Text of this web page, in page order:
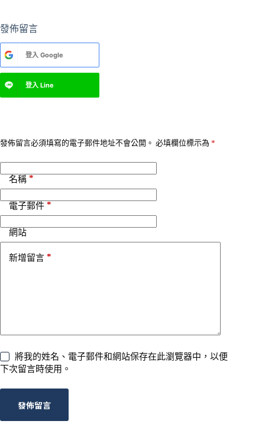
發佈留言
登入 Google
登入 Line
發佈留言必須填寫的電子郵件地址不會公開。 必填欄位標示為 *
名稱 *
電子郵件 *
網站
新增留言 *
將我的姓名、電子郵件和網站保存在此瀏覽器中，以便
下次留言時使用。
發佈留言
A
t
n
v
: